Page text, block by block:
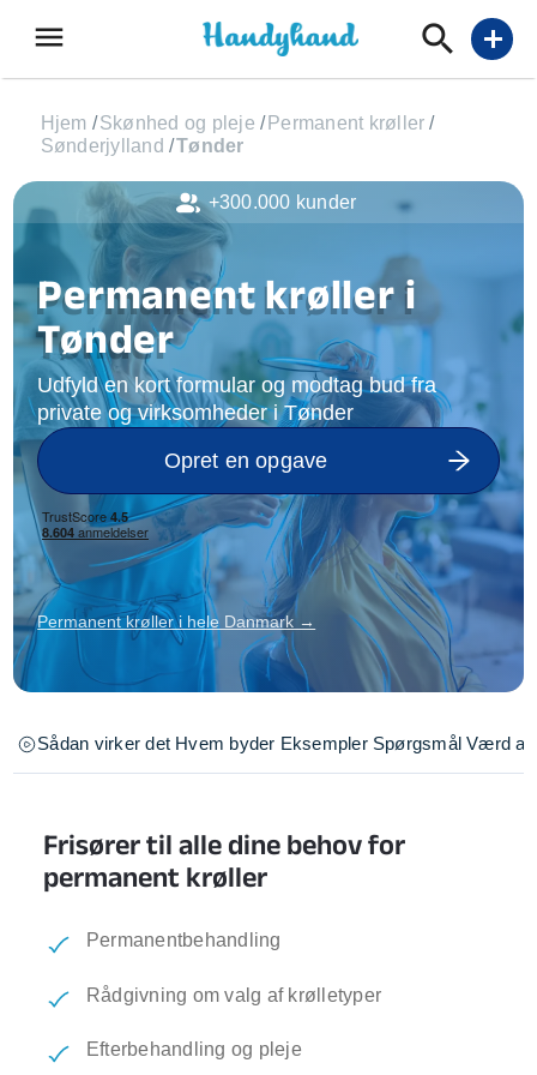
menu add
Hjem /Skønhed og pleje / Permanent krøller /
Sønderjylland /Tønder
Permanent krøller i
Tønder
Udfyld en kort formular og modtag bud fra
private og virksomheder i Tønder
Opret en opgave
Permanent krøller i hele Danmark →
Sådan virker det Hvem byder Eksempler Spørgsmål Værd at
Frisører til alle dine behov for
permanent krøller
Permanentbehandling
Rådgivning om valg af krølletyper
Efterbehandling og pleje
+300.000 kunder